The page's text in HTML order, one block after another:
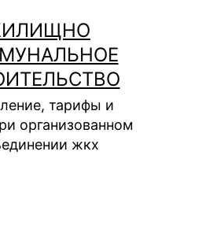
тарифы и
организованном
жкх